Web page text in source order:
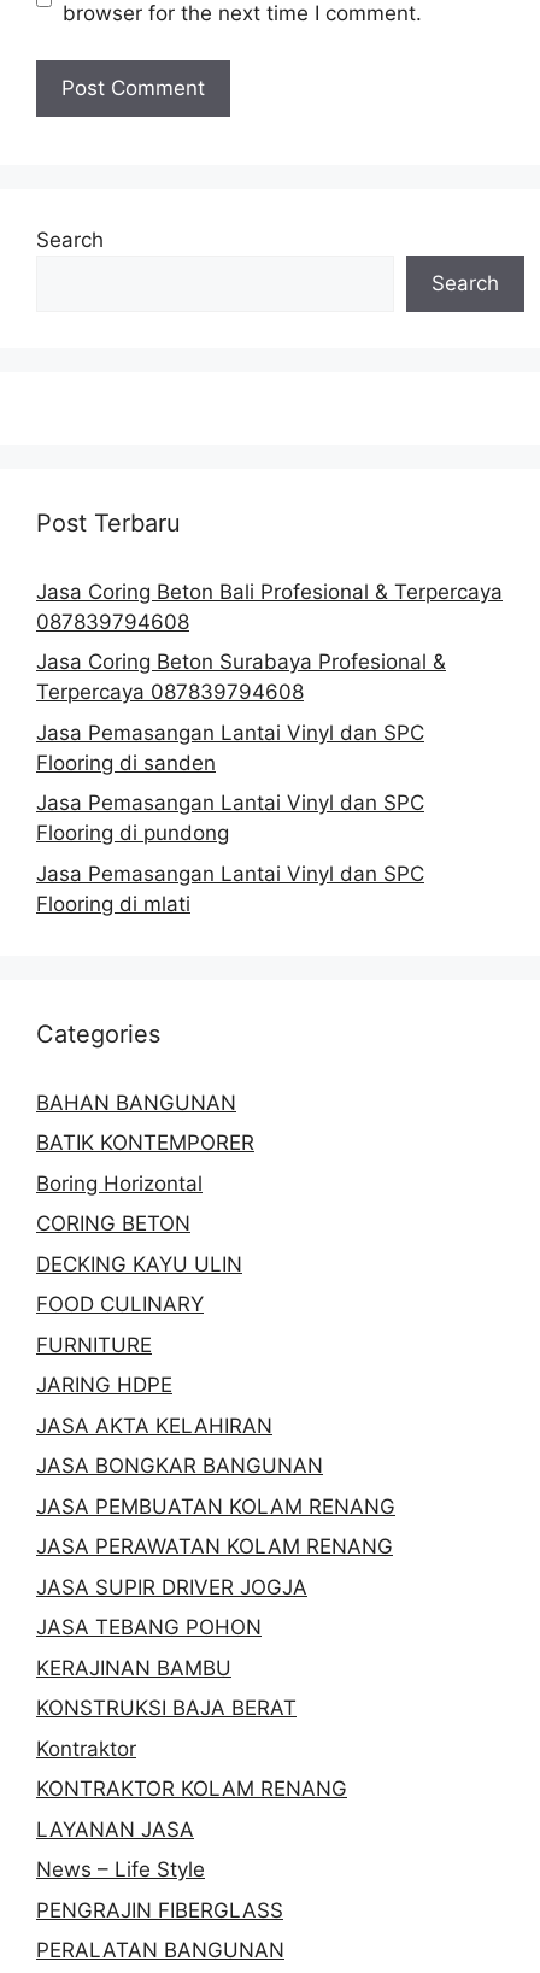
browser for the next time I comment.
Search
Search
Post Terbaru
Jasa Coring Beton Bali Profesional & Terpercaya
087839794608
Jasa Coring Beton Surabaya Profesional &
Terpercaya 087839794608
Jasa Pemasangan Lantai Vinyl dan SPC
Flooring di sanden
Jasa Pemasangan Lantai Vinyl dan SPC
Flooring di pundong
Jasa Pemasangan Lantai Vinyl dan SPC
Flooring di mlati
Categories
BAHAN BANGUNAN
BATIK KONTEMPORER
Boring Horizontal
CORING BETON
DECKING KAYU ULIN
FOOD CULINARY
FURNITURE
JARING HDPE
JASA AKTA KELAHIRAN
JASA BONGKAR BANGUNAN
JASA PEMBUATAN KOLAM RENANG
JASA PERAWATAN KOLAM RENANG
JASA SUPIR DRIVER JOGJA
JASA TEBANG POHON
KERAJINAN BAMBU
KONSTRUKSI BAJA BERAT
Kontraktor
KONTRAKTOR KOLAM RENANG
LAYANAN JASA
News – Life Style
PENGRAJIN FIBERGLASS
PERALATAN BANGUNAN